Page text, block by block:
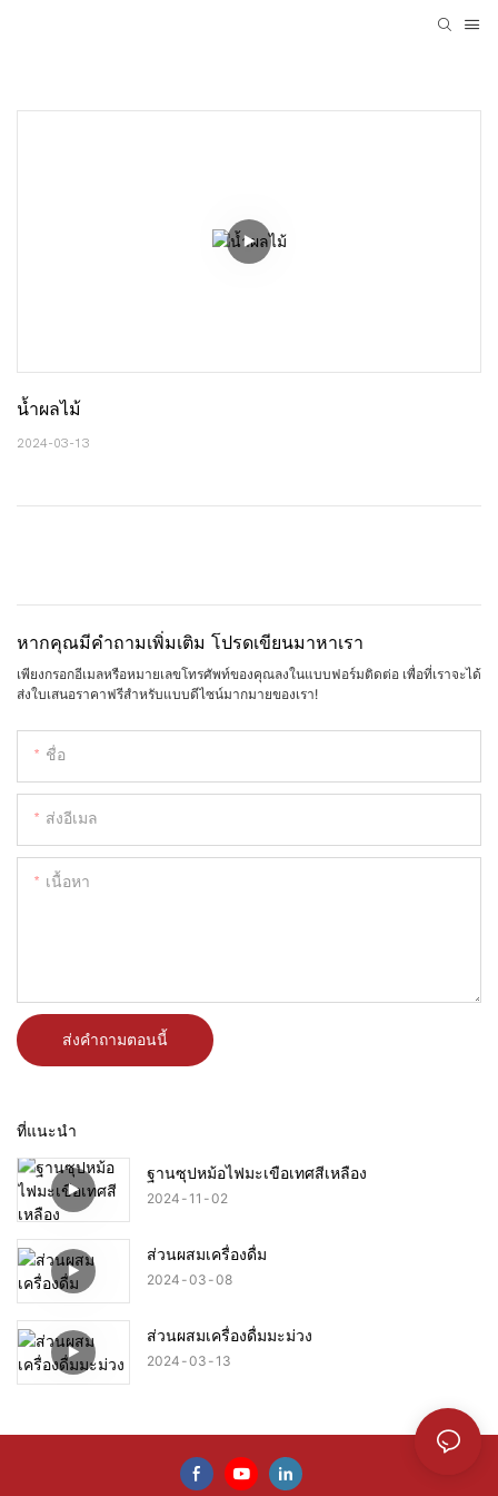
น้ำผลไม้
2024-03-13
หากคุณมีคำถามเพิ่มเติม โปรดเขียนมาหาเรา
เพียงกรอกอีเมลหรือหมายเลขโทรศัพท์ของคุณลงในแบบฟอร์มติดต่อ เพื่อที่เราจะได้
ส่งใบเสนอราคาฟรีสำหรับแบบดีไซน์มากมายของเรา!
ชื่อ
ส่งอีเมล
เนื้อหา
ส่งคำถามตอนนี้
ที่แนะนำ
ฐานซุปหม้อไฟมะเขือเทศสีเหลือง
2024 11 02
ส่วนผสมเครื่องดื่ม
2024 03 08
ส่วนผสมเครื่องดื่มมะม่วง
2024 03 13